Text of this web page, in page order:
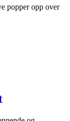
popper opp over